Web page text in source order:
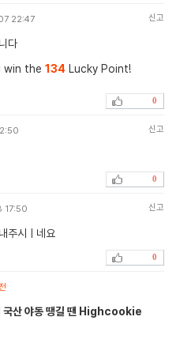
22:47 신고
다
win the 134 Lucky Point!
0
신고
0
17:50 신고
주시ㅣ네요
0
국산 야동 땡길 땐 Highcookie